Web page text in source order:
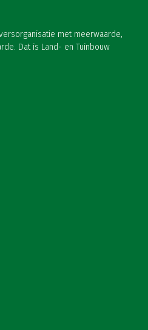
met meerwaarde,
Dat is Land- en Tuinbouw